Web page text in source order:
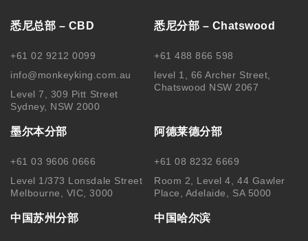
悉尼总部 – CBD
+61 02 9212 0099
info@monkeyking.com.au
Level 7, 309 Pitt Street
Sydney, NSW 2000
悉尼分部 – Chatswood
+61 488 866 598
level 1, 66 Archer Street,
Chatswood NSW 2067
墨尔本分部
+61 03 9606 0666
Level 1/373 Lonsdale Street
Melbourne, VIC, 3000
阿德莱德分部
+61 08 8232 6669
Room 2, Level 4, 44 Gawler
Place, Adelaide, SA 5000
中国苏州分部 中国哈尔滨